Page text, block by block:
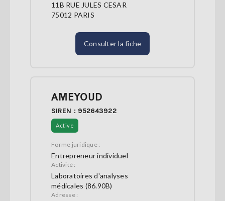
11B RUE JULES CESAR
75012 PARIS
Consulter la fiche
AMEYOUD
SIREN : 952643922
Active
Forme juridique :
Entrepreneur individuel
Activité :
Laboratoires d'analyses
médicales (86.90B)
Adresse :